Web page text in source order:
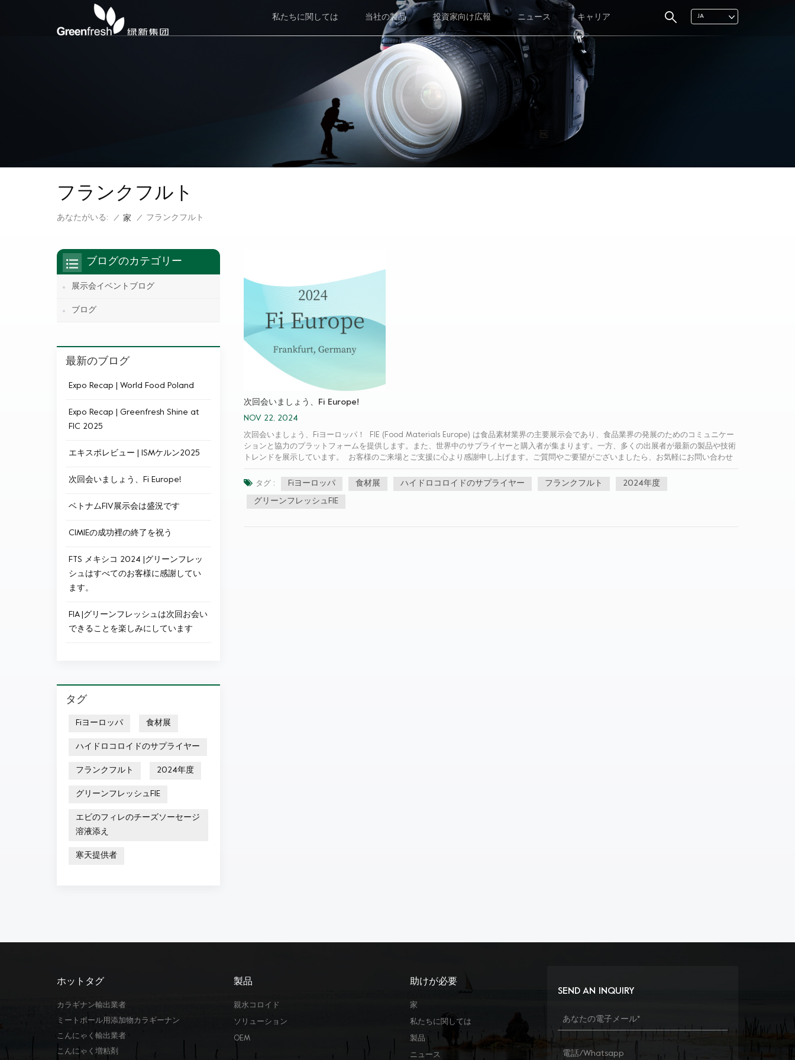
JA
私たちに関しては 当社の製品 投資家向け広報 ニュース キャリア
フランクフルト
あなたがいる: / 家 / フランクフルト
次回会いましょう、Fi Europe!
NOV 22, 2024
次回会いましょう、Fiヨーロッパ！ FIE (Food Materials Europe) は食品素材業界の主要展示会であり、食品業界の発展のためのコミュニケー
ションと協力のプラットフォームを提供します。また、世界中のサプライヤーと購入者が集まります。一方、多くの出展者が最新の製品や技術
トレンドを展示しています。 お客様のご来場とご支援に心より感謝申し上げます。ご質問やご要望がございましたら、お気軽にお問い合わせ
ください。 Green Fresh グループは、お客様のニーズを満たす独自のソリューションを提供します。 今後、すべてのお客様とより広範な協力
の機会を持ち、より良い未来を創造できることを楽しみにしています。
タグ : Fiヨーロッパ 食材展 ハイドロコロイドのサプライヤー フランクフルト 2024年度
グリーンフレッシュFIE
ブログのカテゴリー
展示会イベントブログ
ブログ
最新のブログ
Expo Recap | World Food Poland
Expo Recap | Greenfresh Shine at
FIC​ 2025
エキスポレビュー | ISMケルン2025
次回会いましょう、Fi Europe!
ベトナムFIV展示会は盛況です
CIMIEの成功裡の終了を祝う
FTS メキシコ 2024 |グリーンフレッ
シュはすべてのお客様に感謝してい
ます。
FIA |グリーンフレッシュは次回お会い
できることを楽しみにしています
タグ
Fiヨーロッパ 食材展
ハイドロコロイドのサプライヤー
フランクフルト 2024年度
グリーンフレッシュFIE
エビのフィレのチーズソーセージ
溶液添え
寒天提供者
ホットタグ
カラギナン輸出業者
ミートボール用添加物カラギーナン
こんにゃく輸出業者
こんにゃく増粘剤
製品
親水コロイド
ソリューション
OEM
助けが必要
家
私たちに関しては
製品
ニュース
SEND AN INQUIRY